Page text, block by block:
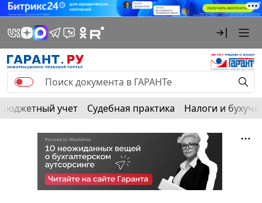
Бюджетный учет Судебная практика Налоги и